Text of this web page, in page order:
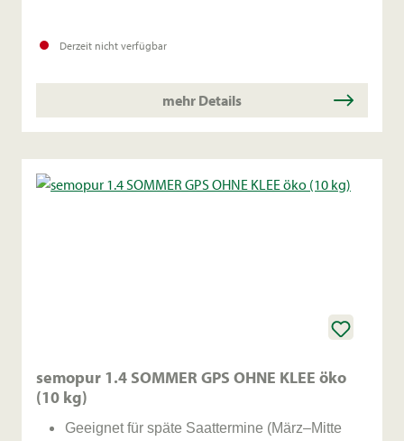
Derzeit nicht verfügbar
mehr Details
semopur 1.4 SOMMER GPS OHNE KLEE öko
(10 kg)
Geeignet für späte Saattermine (März–Mitte